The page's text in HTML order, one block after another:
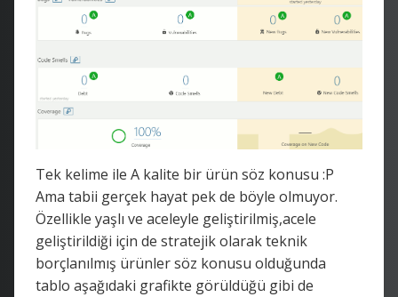
Tek kelime ile A kalite bir ürün söz konusu :P
Ama tabii gerçek hayat pek de böyle olmuyor.
Özellikle yaşlı ve aceleyle geliştirilmiş,acele
geliştirildiği için de stratejik olarak teknik
borçlanılmış ürünler söz konusu olduğunda
tablo aşağıdaki grafikte görüldüğü gibi de